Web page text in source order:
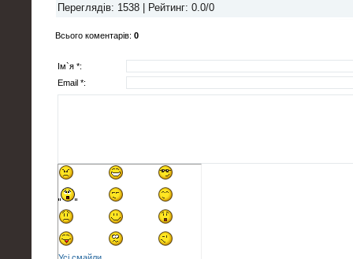
Переглядів: 1538 | Рейтинг: 0.0/0
Всього коментарів: 0
Ім`я *:
Email *: